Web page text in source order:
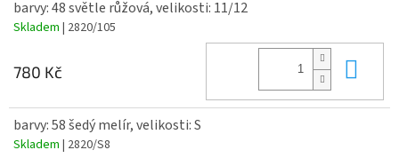
barvy: 48 světle růžová, velikosti: 11/12
Skladem | 2820/105
780 Kč
barvy: 58 šedý melír, velikosti: S
Skladem | 2820/S8